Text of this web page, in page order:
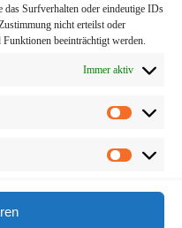
Surfverhalten oder eindeutige IDs
nicht erteilst oder
beeinträchtigt werden.
Immer aktiv